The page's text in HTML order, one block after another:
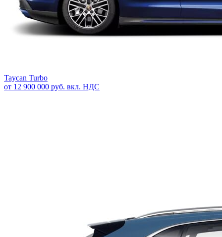
Taycan Turbo
от 12 900 000 руб. вкл. НДС